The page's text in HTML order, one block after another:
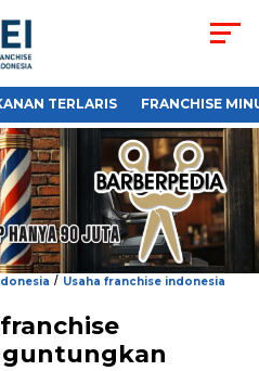
TERLARIS FRANCHISE
/ Usaha franchise indonesia